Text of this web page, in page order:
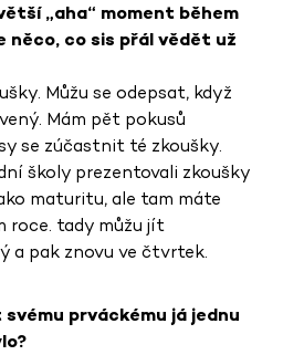
„aha“ moment během
něco, co sis přál vědět už
Můžu se odepsat, když
Mám pět pokusů
se zúčastnit té zkoušky.
školy prezentovali zkoušky
maturitu, ale tam máte
roce. tady můžu jít
a pak znovu ve čtvrtek.
prváckému já jednu